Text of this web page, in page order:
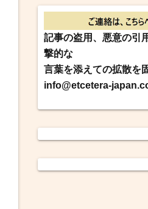
記事の盗用、悪意の引
撃的な
言葉を添えての拡散を
info@etcetera-